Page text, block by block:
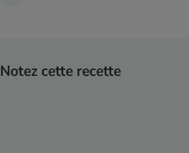
Notez cette recette